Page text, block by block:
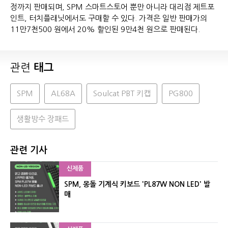
정까지 판매되며, SPM 스마트스토어 뿐만 아니라 대리점 제트포
인트, 터치플래닛에서도 구매할 수 있다. 가격은 일반 판매가의
11만7천500 원에서 20% 할인된 9만4천 원으로 판매된다.
관련 태그
SPM AL68A Soulcat PBT 키캡 PG800
생활방수 장패드
관련 기사
신제품
SPM, 몽돌 기계식 키보드 'PL87W NON LED' 발
매